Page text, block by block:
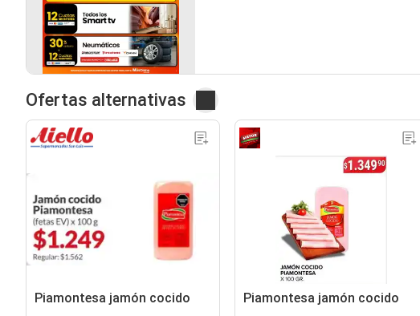
Ofertas alternativas
Piamontesa jamón cocido Piamontesa jamón cocido